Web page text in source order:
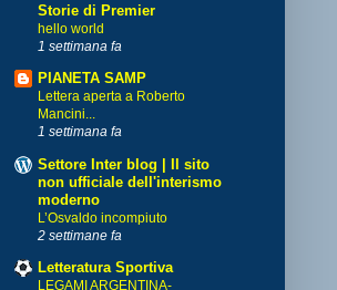
Storie di Premier
hello world
1 settimana fa
PIANETA SAMP
Lettera aperta a Roberto
Mancini...
1 settimana fa
Settore Inter blog | Il sito
non ufficiale dell'interismo
moderno
L’Osvaldo incompiuto
2 settimane fa
Letteratura Sportiva
LEGAMI ARGENTINA-